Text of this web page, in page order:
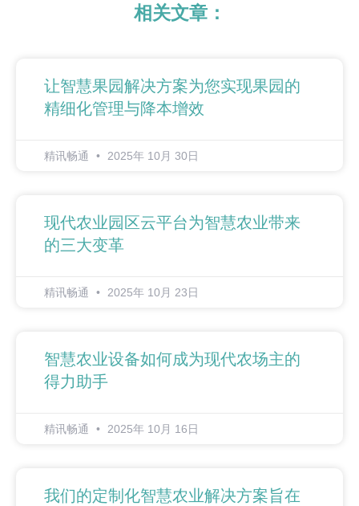
相关文章：
让智慧果园解决方案为您实现果园的
精细化管理与降本增效
精讯畅通 2025年 10月 30日
现代农业园区云平台为智慧农业带来
的三大变革
精讯畅通 2025年 10月 23日
智慧农业设备如何成为现代农场主的
得力助手
精讯畅通 2025年 10月 16日
我们的定制化智慧农业解决方案旨在